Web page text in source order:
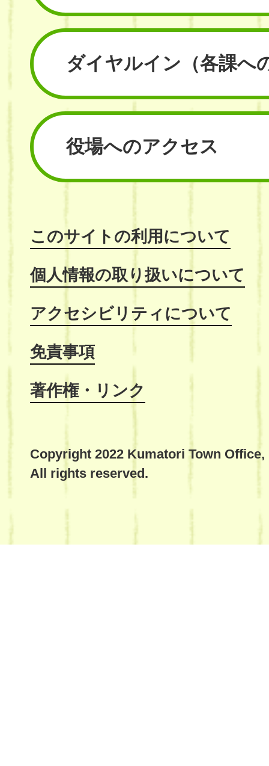
ダイヤルイン （各課へ
役場へのアクセス
このサイトの利用について
個人情報の取り扱いについて
アクセシビリティについて
免責事項
著作権・リンク
Copyright 2022 Kumatori Town Office,
All rights reserved.